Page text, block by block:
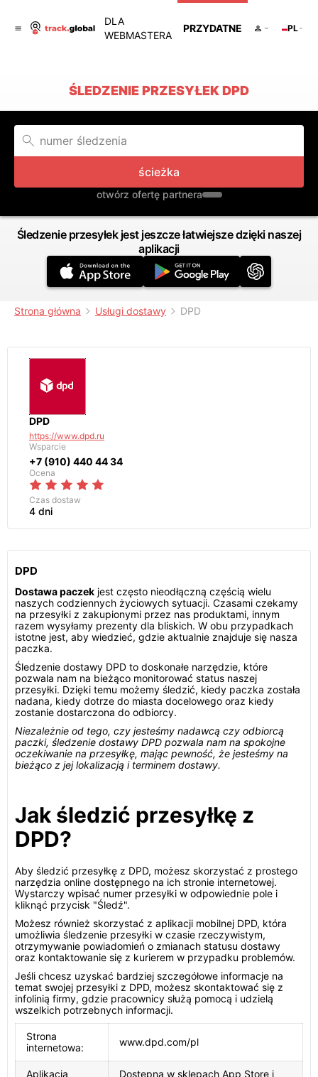
DLA
WEBMASTERA
PRZYDATNE PL
ŚLEDZENIE PRZESYŁEK DPD
ścieżka
otwórz ofertę partnera
Śledzenie przesyłek jest jeszcze łatwiejsze dzięki naszej
aplikacji
Strona główna Usługi dostawy DPD
DPD
https://www.dpd.ru
Wsparcie
+7 (910) 440 44 34
Ocena
Czas dostaw
4 dni
DPD
Dostawa paczek jest często nieodłączną częścią wielu
naszych codziennych życiowych sytuacji. Czasami czekamy
na przesyłki z zakupionymi przez nas produktami, innym
razem wysyłamy prezenty dla bliskich. W obu przypadkach
istotne jest, aby wiedzieć, gdzie aktualnie znajduje się nasza
paczka.
Śledzenie dostawy DPD to doskonałe narzędzie, które
pozwala nam na bieżąco monitorować status naszej
przesyłki. Dzięki temu możemy śledzić, kiedy paczka została
nadana, kiedy dotrze do miasta docelowego oraz kiedy
zostanie dostarczona do odbiorcy.
Niezależnie od tego, czy jesteśmy nadawcą czy odbiorcą
paczki, śledzenie dostawy DPD pozwala nam na spokojne
oczekiwanie na przesyłkę, mając pewność, że jesteśmy na
bieżąco z jej lokalizacją i terminem dostawy.
Jak śledzić przesyłkę z
DPD?
Aby śledzić przesyłkę z DPD, możesz skorzystać z prostego
narzędzia online dostępnego na ich stronie internetowej.
Wystarczy wpisać numer przesyłki w odpowiednie pole i
kliknąć przycisk "Śledź".
Możesz również skorzystać z aplikacji mobilnej DPD, która
umożliwia śledzenie przesyłki w czasie rzeczywistym,
otrzymywanie powiadomień o zmianach statusu dostawy
oraz kontaktowanie się z kurierem w przypadku problemów.
Jeśli chcesz uzyskać bardziej szczegółowe informacje na
temat swojej przesyłki z DPD, możesz skontaktować się z
infolinią firmy, gdzie pracownicy służą pomocą i udzielą
wszelkich potrzebnych informacji.
Strona
internetowa:
www.dpd.com/pl
Aplikacja
Dostępna w sklepach App Store i